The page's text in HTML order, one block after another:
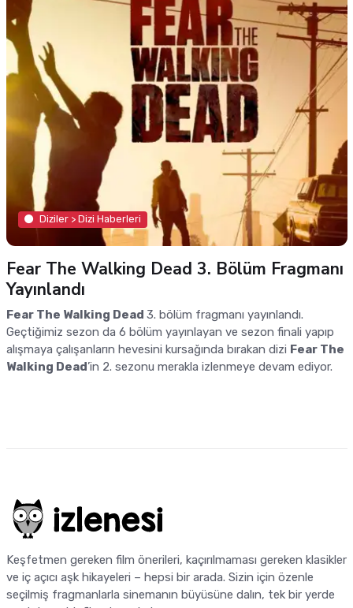
Diziler > Dizi Haberleri
Fear The Walking Dead 3. Bölüm Fragmanı
Yayınlandı
Fear The Walking Dead 3. bölüm fragmanı yayınlandı.
Geçtiğimiz sezon da 6 bölüm yayınlayan ve sezon finali yapıp
alışmaya çalışanların hevesini kursağında bırakan dizi Fear The
Walking Dead’in 2. sezonu merakla izlenmeye devam ediyor.
Keşfetmen gereken film önerileri, kaçırılmaması gereken klasikler
ve iç açıcı aşk hikayeleri – hepsi bir arada. Sizin için özenle
seçilmiş fragmanlarla sinemanın büyüsüne dalın, tek bir yerde